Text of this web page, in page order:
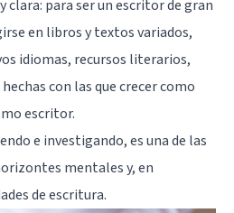
clara: para ser un escritor de gran
en libros y textos variados,
idiomas, recursos literarios,
con las que crecer como
escritor.
e investigando, es una de las
mentales y, en
de escritura.